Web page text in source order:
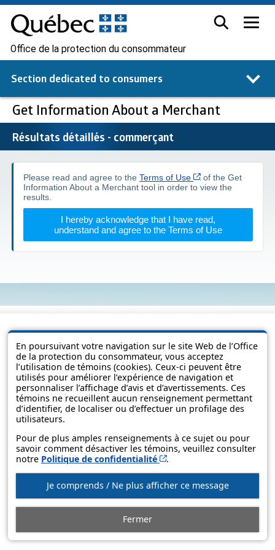
En poursuivant votre navigation sur le site Web de l’Office
de la protection du consommateur, vous acceptez
l’utilisation de témoins (cookies). Ceux-ci peuvent être
utilisés pour améliorer l’expérience de navigation et
personnaliser l’affichage d’avis et d’avertissements. Ces
témoins ne recueillent aucun renseignement permettant
d’identifier, de localiser ou d’effectuer un profilage des
utilisateurs.
Pour de plus amples renseignements à ce sujet ou pour
savoir comment désactiver les témoins, veuillez consulter
notre Politique de confidentialité Cet hyperlien s’ouvrira
.
Je comprends / Ne plus afficher ce message
Fermer
Office de la protection du consommateur
Section dedicated to consumers
Get Information About a Merchant
Résultats détaillés - commerçant
Please read and agree to the Terms of Use Cet hyperlien
of the Get
Information About a Merchant tool in order to view the
results.
I hereby acknowledge that I have read,
understand and agree to the Terms of Use